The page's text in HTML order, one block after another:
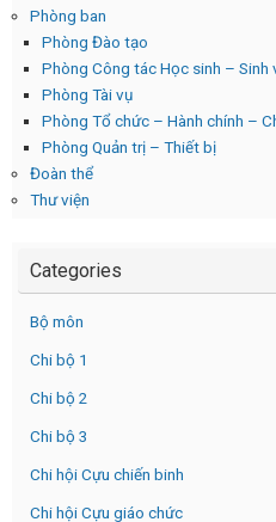
Phòng ban
Phòng Đào tạo
Phòng Công tác Học sinh – Sinh
Phòng Tài vụ
Phòng Tổ chức – Hành chính –
Phòng Quản trị – Thiết bị
Đoàn thể
Thư viện
Categories
Bộ môn
Chi bộ 1
Chi bộ 2
Chi bộ 3
Chi hội Cựu chiến binh
Chi hội Cựu giáo chức